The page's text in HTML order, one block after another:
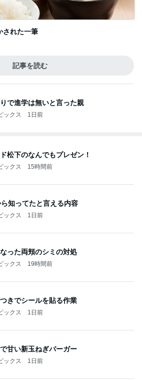
された一筆
記事を読む
で進学は無いと言った親
ックス 1日前
松下のなんでもプレゼン！
ックス 15時間前
知ってたと言える内容
ックス 1日前
った両頬のシミの対処
ックス 19時間前
きでシールを貼る作業
ックス 1日前
甘い新玉ねぎバーガー
ックス 1日前